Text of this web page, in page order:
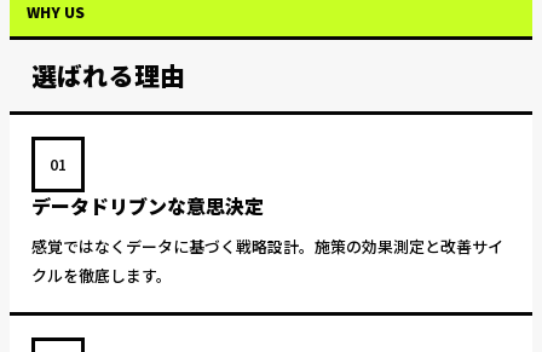
WHY US
選ばれる理由
01
データドリブンな意思決定
感覚ではなくデータに基づく戦略設計。施策の効果測定と改善サイ
クルを徹底します。